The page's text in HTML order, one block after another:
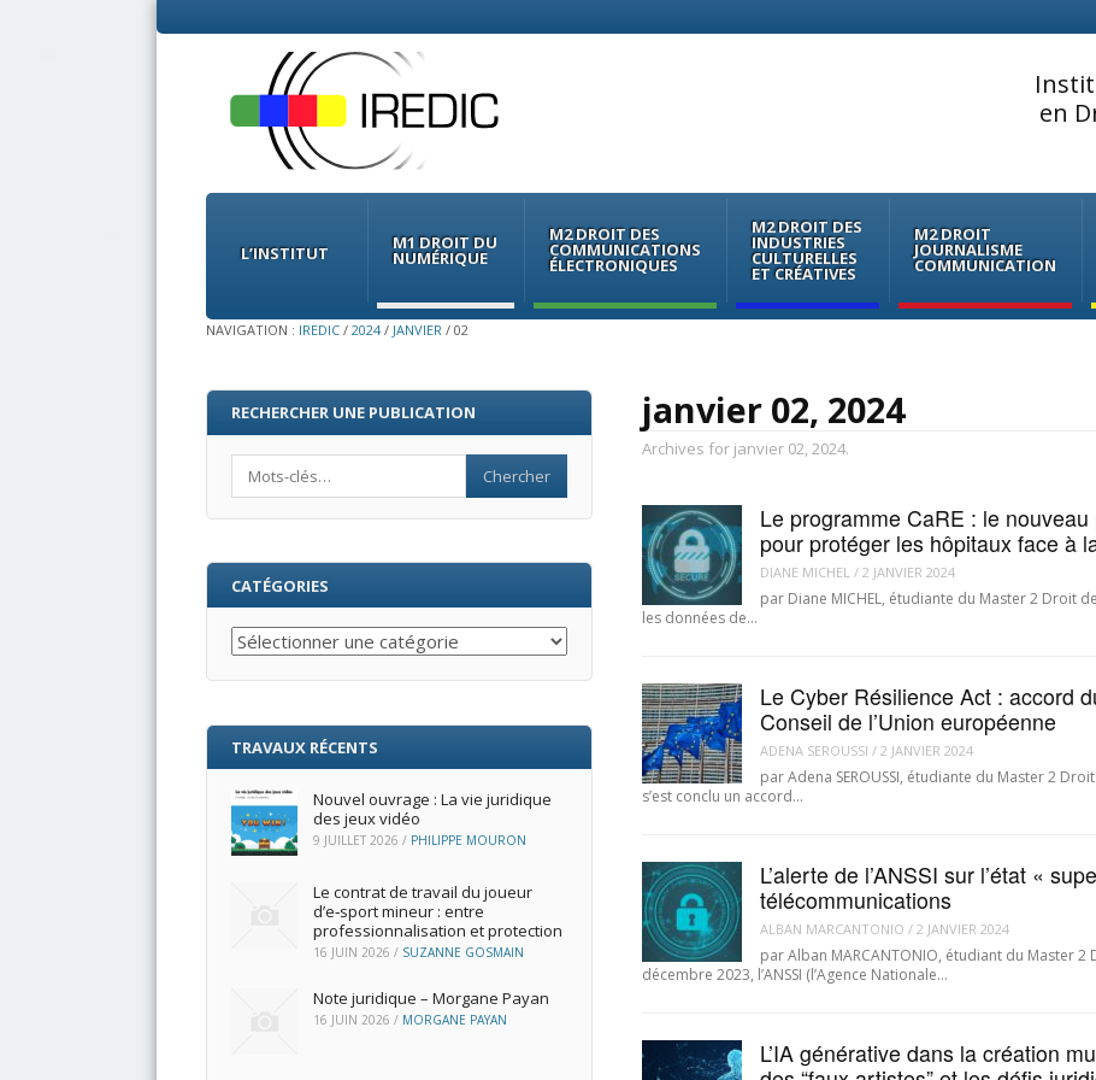
en
Menu
Skip
contentL’INSTITUT M1 DROIT DU
NUMÉRIQUE
M2 DROIT DES
COMMUNICATIONS
ÉLECTRONIQUES
M2 DROIT DES
INDUSTRIES
CULTURELLES
ET CRÉATIVES
M2 DROIT
JOURNALISME
COMMUNICATION
NAVIGATION : IREDIC / 2024 / JANVIER / 02
janvier 02, 2024
Archives for janvier 02, 2024.
Le programme CaRE : le
pour protéger les hôpitaux face à
DIANE MICHEL / 2 JANVIER 2024
par Diane MICHEL, étudiante du Master 2 Droit
les données de…
Le Cyber Résilience Act : accord
Conseil de l’Union européenne
ADENA SEROUSSI / 2 JANVIER 2024
par Adena SEROUSSI, étudiante du Master 2
s’est conclu un accord…
L’alerte de l’ANSSI sur l’état «
télécommunications
ALBAN MARCANTONIO / 2 JANVIER 2024
par Alban MARCANTONIO, étudiant du Master
décembre 2023, l’ANSSI (l’Agence Nationale…
L’IA générative dans la création
RECHERCHER UNE PUBLICATION
CATÉGORIES
Catégories
TRAVAUX RÉCENTS
Nouvel ouvrage : La vie juridique
des jeux vidéo
9 JUILLET 2026 / PHILIPPE MOURON
Le contrat de travail du joueur
d’e‑sport mineur : entre
professionnalisation et protection
16 JUIN 2026 / SUZANNE GOSMAIN
Note juridique – Morgane Payan
16 JUIN 2026 / MORGANE PAYAN